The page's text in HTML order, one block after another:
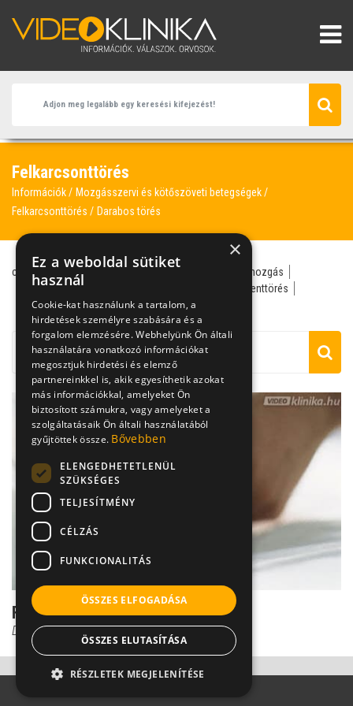
Felkarcsonttörés
Információk
Mozgásszervi és kötőszöveti betegségek
Felkarcsonttörés
Darabos törés
csukló darabos törés
kóros mozgás
lemezes szintézis
szegmenttörés
traumatológus
Felkarcsonttörés diagnózisa
Dr. Gulyás Károly
×
Ez a weboldal sütiket
használ
Cookie-kat használunk a tartalom, a
hirdetések személyre szabására és a
forgalom elemzésére. Webhelyünk Ön általi
használatára vonatkozó információkat
megosztjuk hirdetési és elemző
partnereinkkel is, akik egyesíthetik azokat
más információkkal, amelyeket Ön
biztosított számukra, vagy amelyeket a
szolgáltatásaik Ön általi használatából
gyűjtöttek össze. Bővebben
ELENGEDHETETLENÜL
SZÜKSÉGES
TELJESÍTMÉNY
CÉLZÁS
FUNKCIONALITÁS
ÖSSZES ELFOGADÁSA
ÖSSZES ELUTASÍTÁSA
RÉSZLETEK MEGJELENÍTÉSE